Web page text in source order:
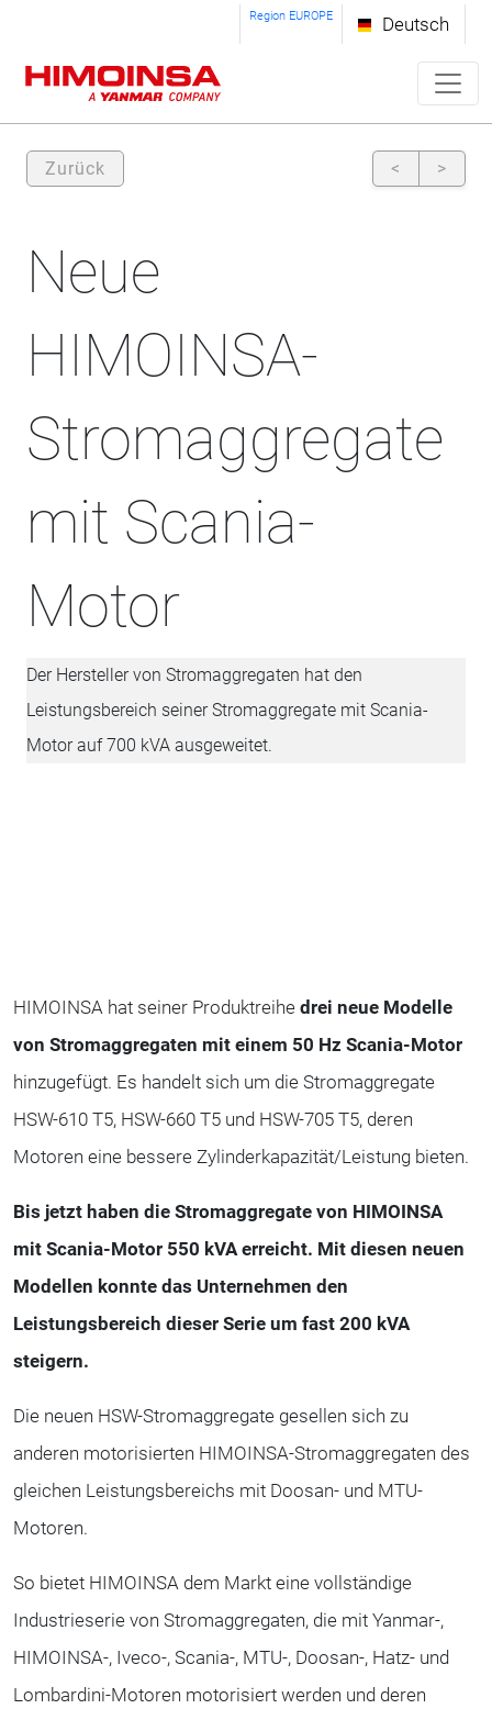
Region EUROPE Deutsch
Zurück < >
Neue
HIMOINSA-
Stromaggregate
mit Scania-
Motor
Der Hersteller von Stromaggregaten hat den
Leistungsbereich seiner Stromaggregate mit Scania-
Motor auf 700 kVA ausgeweitet.
HIMOINSA hat seiner Produktreihe drei neue Modelle
von Stromaggregaten mit einem 50 Hz Scania-Motor
hinzugefügt. Es handelt sich um die Stromaggregate
HSW-610 T5, HSW-660 T5 und HSW-705 T5, deren
Motoren eine bessere Zylinderkapazität/Leistung bieten.
Bis jetzt haben die Stromaggregate von HIMOINSA
mit Scania-Motor 550 kVA erreicht. Mit diesen neuen
Modellen konnte das Unternehmen den
Leistungsbereich dieser Serie um fast 200 kVA
steigern.
Die neuen HSW-Stromaggregate gesellen sich zu
anderen motorisierten HIMOINSA-Stromaggregaten des
gleichen Leistungsbereichs mit Doosan- und MTU-
Motoren.
So bietet HIMOINSA dem Markt eine vollständige
Industrieserie von Stromaggregaten, die mit Yanmar-,
HIMOINSA-, Iveco-, Scania-, MTU-, Doosan-, Hatz- und
Lombardini-Motoren motorisiert werden und deren